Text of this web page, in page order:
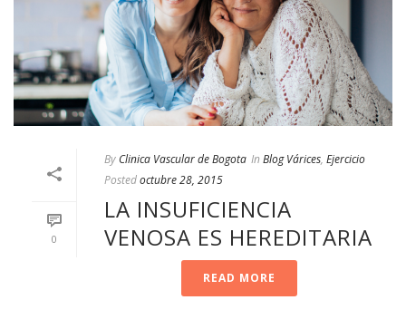
0
By Clinica Vascular de Bogota In Blog Várices, Ejercicio
Postedoctubre 28, 2015
LA INSUFICIENCIA
VENOSA ES HEREDITARIA
READ MORE